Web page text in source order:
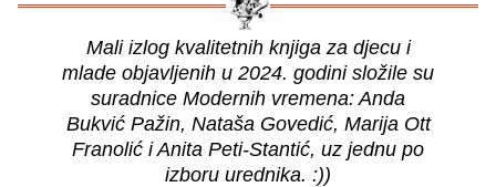
Mali izlog kvalitetnih knjiga za djecu i
mlade objavljenih u 2024. godini složile su
suradnice Modernih vremena: Anda
Bukvić Pažin, Nataša Govedić, Marija Ott
Franolić i Anita Peti-Stantić, uz jednu po
izboru urednika. :))